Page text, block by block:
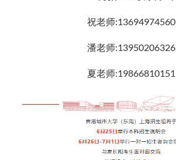
祝老师:13694974560
潘老师:13950206326
夏老师:19866810151